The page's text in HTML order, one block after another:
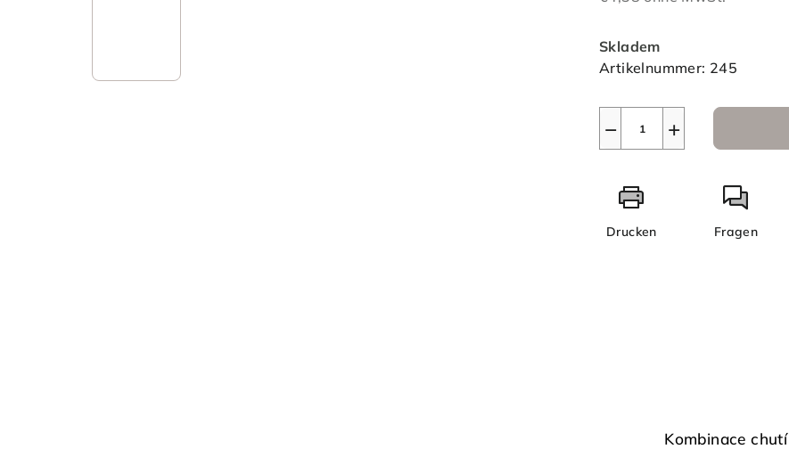
Skladem
Artikelnummer: 245
+
−
Drucken Fragen
Kombinace chutí